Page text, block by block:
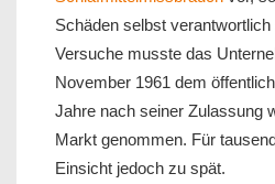
Schäden selbst
Versuche musste das
November 1961 dem
Jahre nach seiner Zulassung
Markt genommen. Für
Einsicht jedoch zu spät.